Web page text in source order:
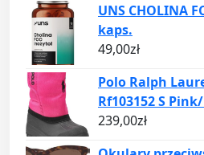
UNS CHOLINA
kaps.
49,00zł
Polo Ralph
Rf103152 S
239,00zł